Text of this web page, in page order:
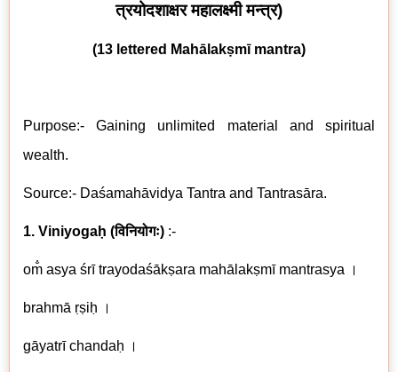
त्रयोदशाक्षर महालक्ष्मी मन्त्र)
(13 lettered Mahālakṣmī mantra)
Purpose:- Gaining unlimited material and spiritual
wealth.
Source:- Daśamahāvidya Tantra and Tantrasāra.
1. Viniyogaḥ (विनियोगः) :-
om̐ asya śrī trayodaśākṣara mahālakṣmī mantrasya ।
brahmā ṛṣiḥ ।
gāyatrī chandaḥ ।